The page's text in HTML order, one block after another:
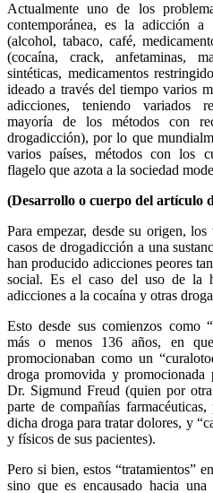
Actualmente uno de los
contemporánea, es la adicción
(alcohol, tabaco, café,
(cocaína, crack, anfetaminas,
sintéticas, medicamentos
ideado a través del tiempo varios
adicciones, teniendo variados
mayoría de los métodos con
drogadicción), por lo que
varios países, métodos con los
flagelo que azota a la sociedad
(Desarrollo o cuerpo del artículo
Para empezar, desde su origen,
casos de drogadicción a una
han producido adicciones peores
social. Es el caso del uso de la
adicciones a la cocaína y otras
Esto desde sus comienzos como
más o menos 136 años, en
promocionaban como un
droga promovida y promocionada
Dr. Sigmund Freud (quien por
parte de compañías
dicha droga para tratar dolores, y
y físicos de sus pacientes).
Pero si bien, estos “tratamientos”
sino que es encausado hacia